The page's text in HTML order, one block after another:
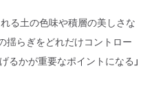
る土の色味や積層の美しさな
揺らぎをどれだけコントロー
るかが重要なポイントになる」